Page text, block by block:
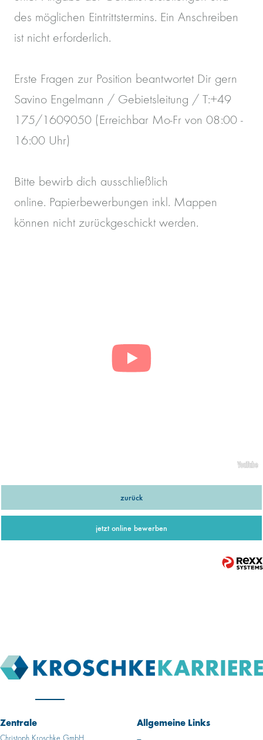
des möglichen Eintrittstermins. Ein Anschreiben
ist nicht erforderlich.
Erste Fragen zur Position beantwortet Dir gern
Savino Engelmann / Gebietsleitung / T:+49
175/1609050 (Erreichbar Mo-Fr von 08:00 -
16:00 Uhr)
Bitte bewirb dich ausschließlich
online. Papierbewerbungen inkl. Mappen
können nicht zurückgeschickt werden.
zurück
jetzt online bewerben
Zentrale
Christoph Kroschke GmbH
Allgemeine Links